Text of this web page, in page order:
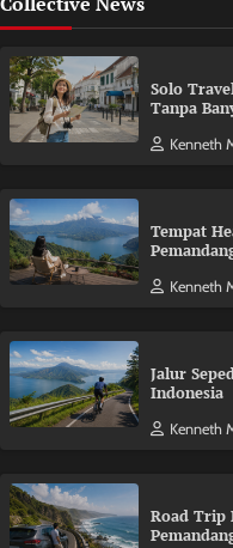
Solo
Tanpa
Kenneth
Tempat
Kenneth
Jalur
Indonesia
Kenneth
Road Trip